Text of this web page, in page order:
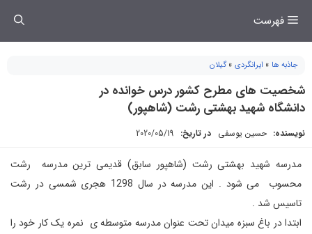
فهرست
جاذبه ها » ایرانگردی »گیلان
شخصیت های مطرح کشور درس خوانده در
دانشگاه شهید بهشتی رشت (شاهپور)
نویسنده: حسین یوسفی در تاریخ: 2020/05/19
مدرسه شهید بهشتی رشت (شاهپور سابق) قدیمی ترین مدرسه رشت
محسوب می شود . این مدرسه در سال 1298 هجری شمسی در رشت
تاسیس شد .
ابتدا در باغ سبزه میدان تحت عنوان مدرسه متوسطه ی نمره یک کار خود را